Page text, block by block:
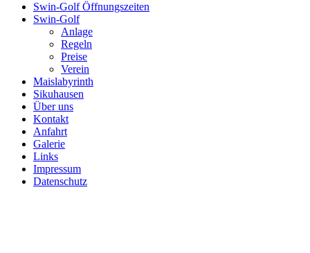
Swin-Golf Öffnungszeiten
Swin-Golf
Anlage
Regeln
Preise
Verein
Maislabyrinth
Sikuhausen
Über uns
Kontakt
Anfahrt
Galerie
Links
Impressum
Datenschutz